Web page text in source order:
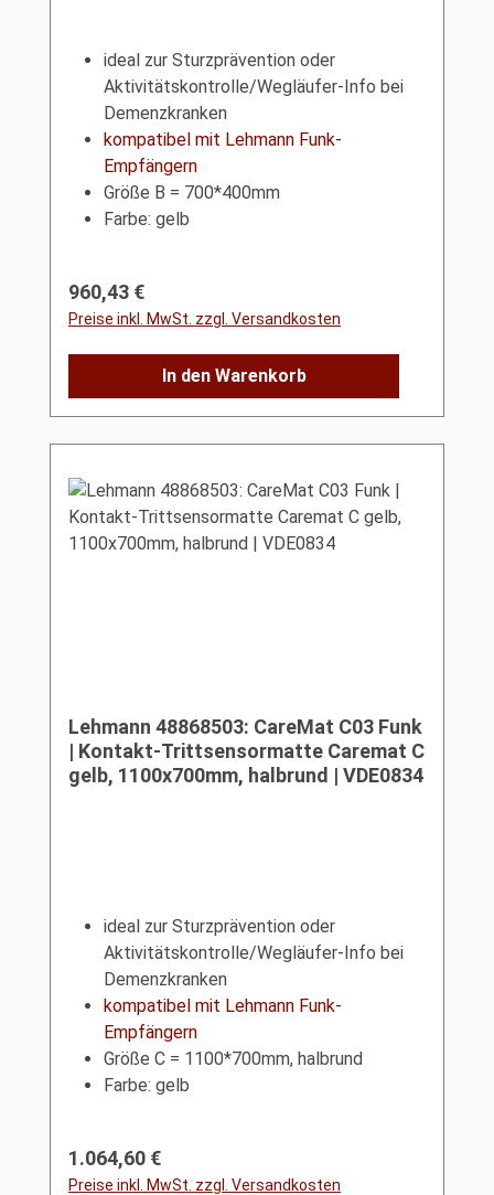
ideal zur Sturzprävention oder
Aktivitätskontrolle/Wegläufer-Info bei
Demenzkranken
kompatibel mit Lehmann Funk-
Empfängern
Größe B = 700*400mm
Farbe: gelb
Regulärer Preis:
960,43 €
Preise inkl. MwSt. zzgl. Versandkosten
In den Warenkorb
Lehmann 48868503: CareMat C03 Funk
| Kontakt-Trittsensormatte Caremat C
gelb, 1100x700mm, halbrund | VDE0834
ideal zur Sturzprävention oder
Aktivitätskontrolle/Wegläufer-Info bei
Demenzkranken
kompatibel mit Lehmann Funk-
Empfängern
Größe C = 1100*700mm, halbrund
Farbe: gelb
Regulärer Preis:
1.064,60 €
Preise inkl. MwSt. zzgl. Versandkosten